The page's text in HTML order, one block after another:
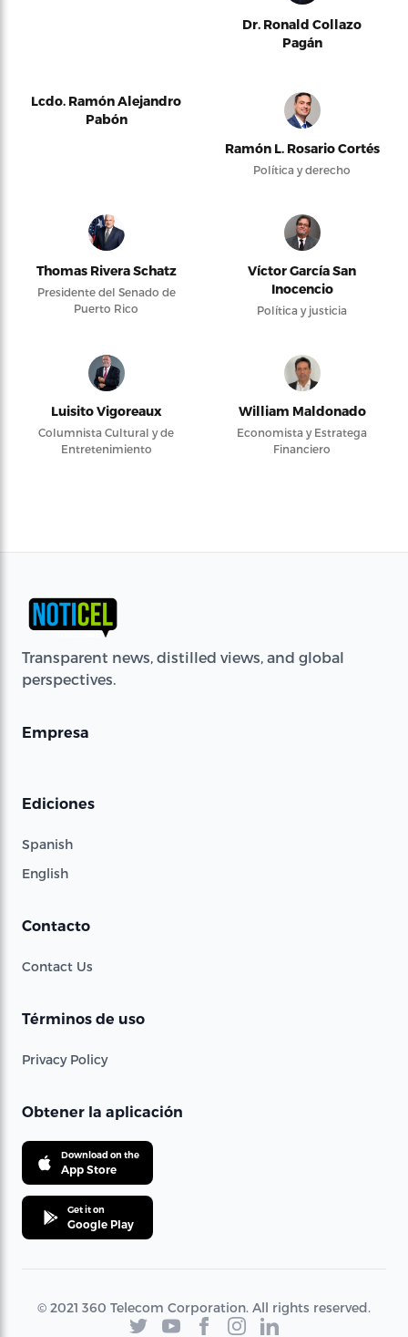
Dr. Ronald Collazo
Pagán
Lcdo. Ramón Alejandro
Pabón
Ramón L. Rosario Cortés
Política y derecho
Thomas Rivera Schatz
Presidente del Senado de
Puerto Rico
Víctor García San
Inocencio
Política y justicia
Luisito Vigoreaux
Columnista Cultural y de
Entretenimiento
William Maldonado
Economista y Estratega
Financiero
Transparent news, distilled views, and global
perspectives.
Empresa
Ediciones
Spanish
English
Contacto
Contact Us
Términos de uso
Privacy Policy
Obtener la aplicación
Download on the
App Store
Get it on
Google Play
© 2021 360 Telecom Corporation. All rights reserved.